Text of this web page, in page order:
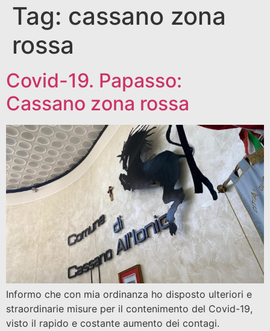
Tag: cassano zona
rossa
Covid-19. Papasso:
Cassano zona rossa
Informo che con mia ordinanza ho disposto ulteriori e
straordinarie misure per il contenimento del Covid-19,
visto il rapido e costante aumento dei contagi.